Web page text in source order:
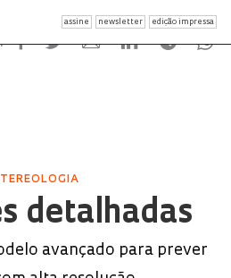
assine newsletter edição impressa
detalhadas
avançado para prever